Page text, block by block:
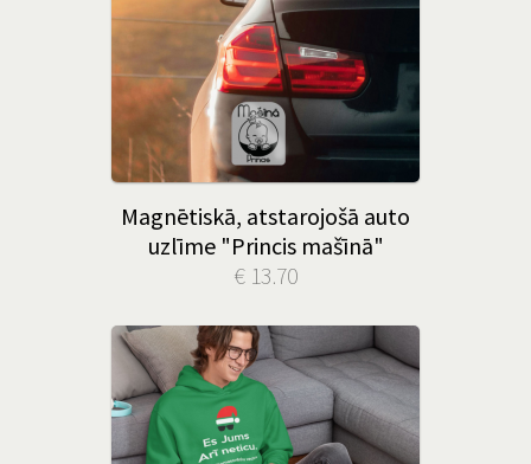
Magnētiskā, atstarojošā auto
uzlīme "Princis mašīnā"
€ 13.70